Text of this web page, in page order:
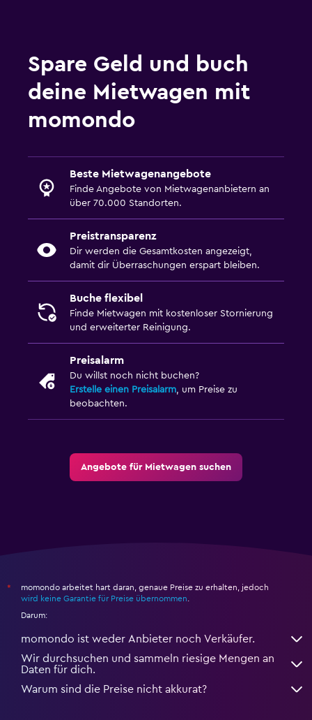
Spare Geld und buch
deine Mietwagen mit
momondo
Beste Mietwagenangebote
Finde Angebote von Mietwagenanbietern an
über 70.000 Standorten.
Preistransparenz
Dir werden die Gesamtkosten angezeigt,
damit dir Überraschungen erspart bleiben.
Buche flexibel
Finde Mietwagen mit kostenloser Stornierung
und erweiterter Reinigung.
Preisalarm
Du willst noch nicht buchen?
Erstelle einen Preisalarm, um Preise zu
beobachten.
Angebote für Mietwagen suchen
*
momondo arbeitet hart daran, genaue Preise zu erhalten, jedoch
wird keine Garantie für Preise übernommen
Darum:
momondo ist weder Anbieter noch Verkäufer.
Wir durchsuchen und sammeln riesige Mengen an
Daten für dich.
Warum sind die Preise nicht akkurat?